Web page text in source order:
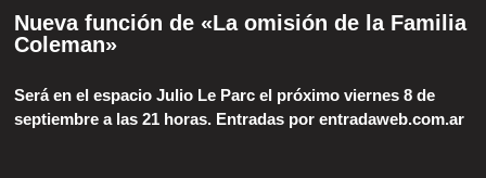
Nueva función de «La omisión de la Familia
Coleman»
Será en el espacio Julio Le Parc el próximo viernes 8 de
septiembre a las 21 horas. Entradas por entradaweb.com.ar